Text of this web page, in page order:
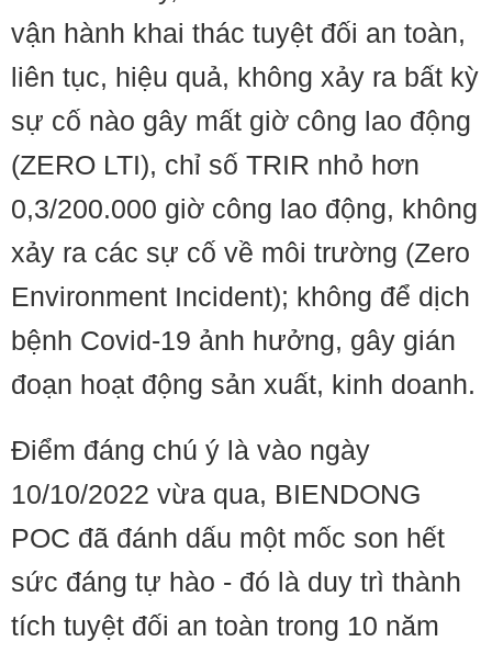
vận hành khai thác tuyệt đối an toàn,
liên tục, hiệu quả, không xảy ra bất kỳ
sự cố nào gây mất giờ công lao động
(ZERO LTI), chỉ số TRIR nhỏ hơn
0,3/200.000 giờ công lao động, không
xảy ra các sự cố về môi trường (Zero
Environment Incident); không để dịch
bệnh Covid-19 ảnh hưởng, gây gián
đoạn hoạt động sản xuất, kinh doanh.
Điểm đáng chú ý là vào ngày
10/10/2022 vừa qua, BIENDONG
POC đã đánh dấu một mốc son hết
sức đáng tự hào - đó là duy trì thành
tích tuyệt đối an toàn trong 10 năm